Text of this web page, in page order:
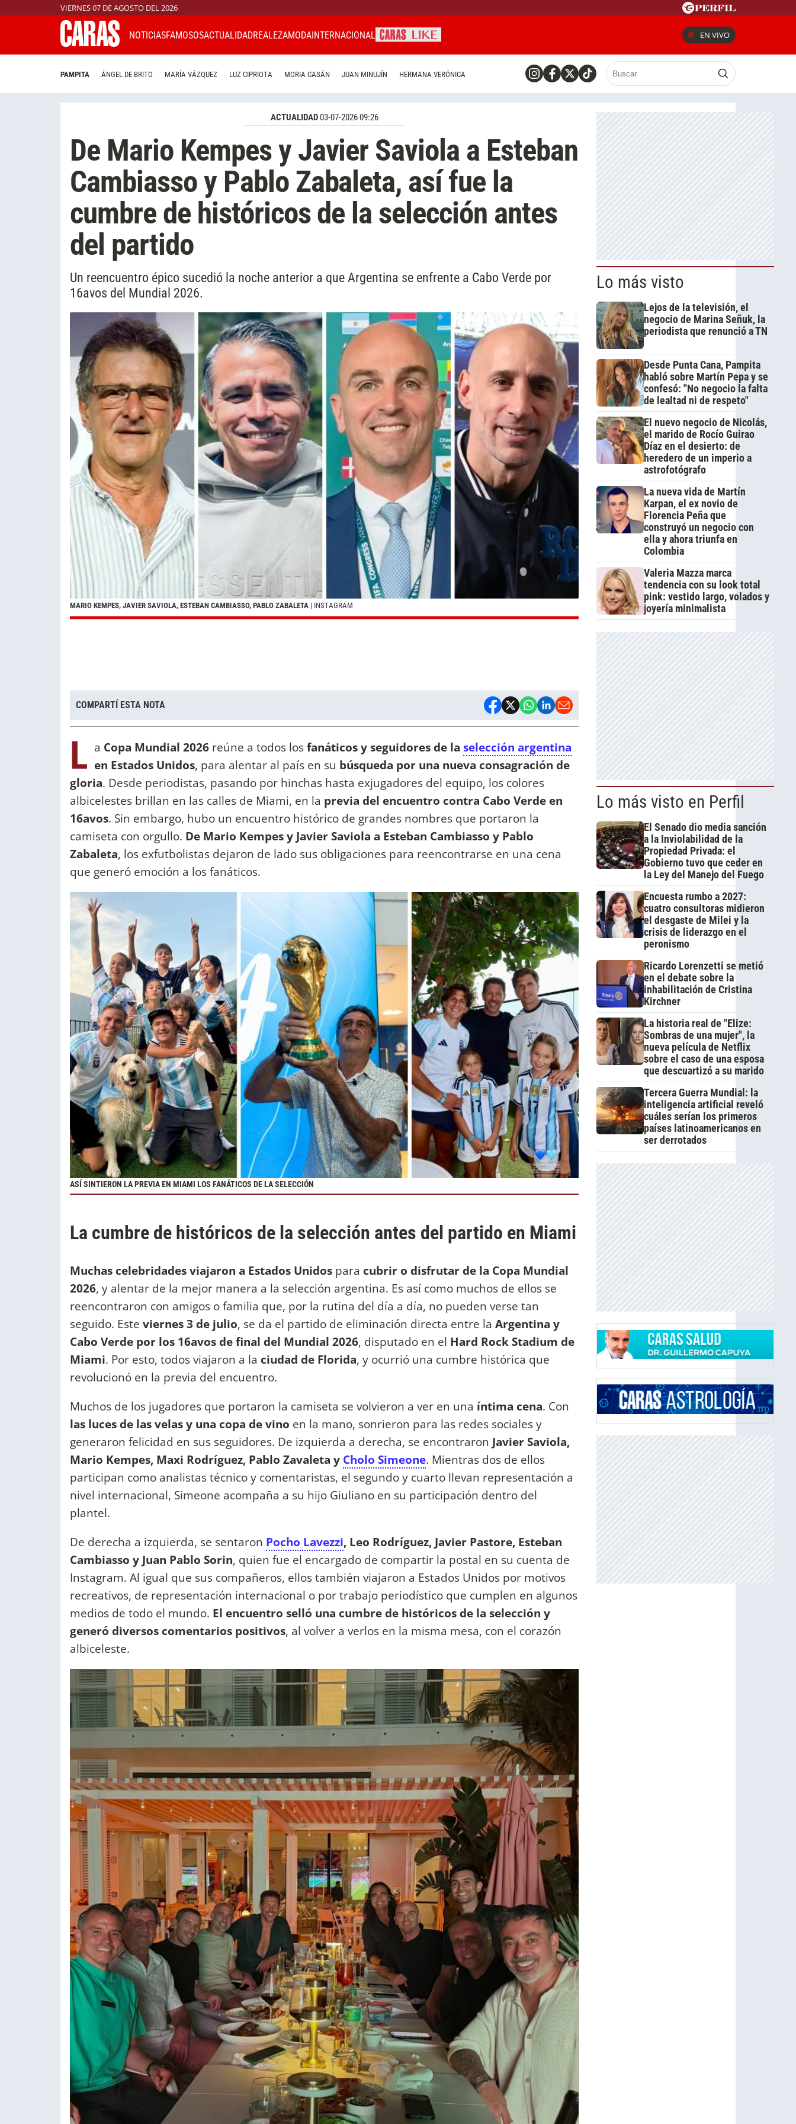
VIERNES 07 DE AGOSTO DEL 2026
NOTICIASFAMOSOSACTUALIDADREALEZAMODAINTERNACIONAL EN VIVO
PAMPITA ÁNGEL DE BRITO MARÍA VÁZQUEZ LUZ CIPRIOTA MORIA CASÁN JUAN MINUJÍN HERMANA VERÓNICA
ACTUALIDAD03-07-2026 09:26
De Mario Kempes y Javier Saviola a Esteban
Cambiasso y Pablo Zabaleta, así fue la
cumbre de históricos de la selección antes
del partido
Un reencuentro épico sucedió la noche anterior a que Argentina se enfrente a Cabo Verde por
16avos del Mundial 2026.
MARIO KEMPES, JAVIER SAVIOLA, ESTEBAN CAMBIASSO, PABLO ZABALETA | INSTAGRAM
COMPARTÍ ESTA NOTA
L a Copa Mundial 2026 reúne a todos losfanáticos y seguidores de la selección argentina
en Estados Unidos, para alentar al país en su búsqueda por una nueva consagración de
gloria. Desde periodistas, pasando por hinchas hasta exjugadores del equipo, los colores
albicelestes brillan en las calles de Miami, en la previa del encuentro contra Cabo Verde en
16avos. Sin embargo, hubo un encuentro histórico de grandes nombres que portaron la
camiseta con orgullo. De Mario Kempes y Javier Saviola a Esteban Cambiasso y Pablo
Zabaleta, los exfutbolistas dejaron de lado sus obligaciones para reencontrarse en una cena
que generó emoción a los fanáticos.
ASÍ SINTIERON LA PREVIA EN MIAMI LOS FANÁTICOS DE LA SELECCIÓN
La cumbre de históricos de la selección antes del partido en Miami
Muchas celebridades viajaron a Estados Unidos para cubrir o disfrutar de la Copa Mundial
2026, y alentar de la mejor manera a la selección argentina. Es así como muchos de ellos se
reencontraron con amigos o familia que, por la rutina del día a día, no pueden verse tan
seguido. Este viernes 3 de julio, se da el partido de eliminación directa entre la Argentina y
Cabo Verde por los 16avos de final del Mundial 2026, disputado en el Hard Rock Stadium de
Miami. Por esto, todos viajaron a la ciudad de Florida, y ocurrió una cumbre histórica que
revolucionó en la previa del encuentro.
Muchos de los jugadores que portaron la camiseta se volvieron a ver en una íntima cena. Con
las luces de las velas y una copa de vino en la mano, sonrieron para las redes sociales y
generaron felicidad en sus seguidores. De izquierda a derecha, se encontraron Javier Saviola,
Mario Kempes, Maxi Rodríguez, Pablo Zavaleta y Cholo Simeone. Mientras dos de ellos
participan como analistas técnico y comentaristas, el segundo y cuarto llevan representación a
nivel internacional, Simeone acompaña a su hijo Giuliano en su participación dentro del
plantel.
De derecha a izquierda, se sentaron Pocho Lavezzi, Leo Rodríguez, Javier Pastore, Esteban
Cambiasso y Juan Pablo Sorin, quien fue el encargado de compartir la postal en su cuenta de
Instagram. Al igual que sus compañeros, ellos también viajaron a Estados Unidos por motivos
recreativos, de representación internacional o por trabajo periodístico que cumplen en algunos
medios de todo el mundo. El encuentro selló una cumbre de históricos de la selección y
generó diversos comentarios positivos, al volver a verlos en la misma mesa, con el corazón
albiceleste.
Lo más visto
Lejos de la televisión, el
negocio de Marina Señuk, la
periodista que renunció a TN
Desde Punta Cana, Pampita
habló sobre Martín Pepa y se
confesó: "No negocio la falta
de lealtad ni de respeto"
El nuevo negocio de Nicolás,
el marido de Rocío Guirao
Díaz en el desierto: de
heredero de un imperio a
astrofotógrafo
La nueva vida de Martín
Karpan, el ex novio de
Florencia Peña que
construyó un negocio con
ella y ahora triunfa en
Colombia
Valeria Mazza marca
tendencia con su look total
pink: vestido largo, volados y
joyería minimalista
Lo más visto en Perfil
El Senado dio media sanción
a la Inviolabilidad de la
Propiedad Privada: el
Gobierno tuvo que ceder en
la Ley del Manejo del Fuego
Encuesta rumbo a 2027:
cuatro consultoras midieron
el desgaste de Milei y la
crisis de liderazgo en el
peronismo
Ricardo Lorenzetti se metió
en el debate sobre la
inhabilitación de Cristina
Kirchner
La historia real de "Elize:
Sombras de una mujer", la
nueva película de Netflix
sobre el caso de una esposa
que descuartizó a su marido
Tercera Guerra Mundial: la
inteligencia artificial reveló
cuáles serían los primeros
países latinoamericanos en
ser derrotados